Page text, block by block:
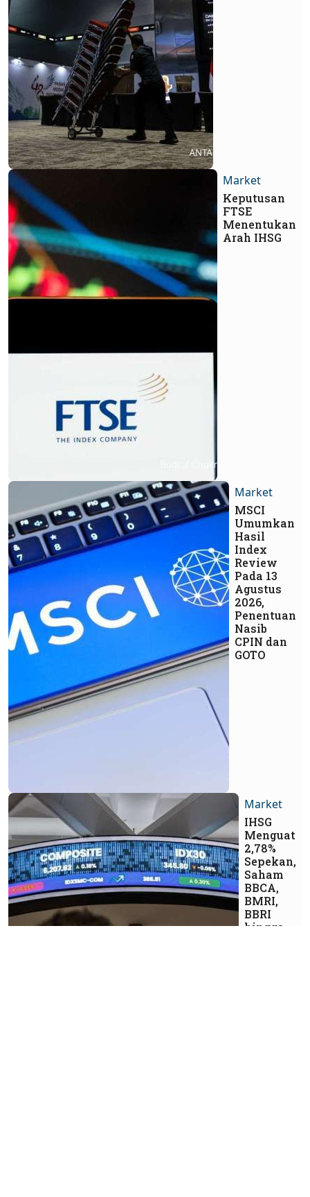
Market
Keputusan
FTSE
Menentukan
Arah IHSG
Market
MSCI
Umumkan
Hasil
Index
Review
Pada 13
Agustus
2026,
Penentuan
Nasib
CPIN dan
GOTO
Market
IHSG
Menguat
2,78%
Sepekan,
Saham
BBCA,
BMRI,
BBRI
hingga